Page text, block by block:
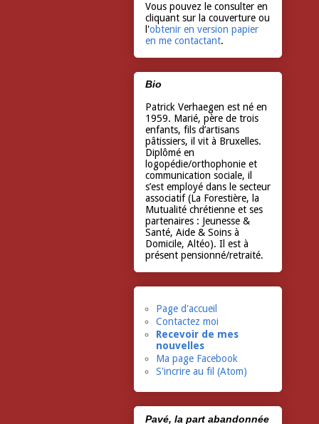
Vous pouvez le consulter en
cliquant sur la couverture ou
l'obtenir en version papier
en me contactant.
Bio
Patrick Verhaegen est né en
1959. Marié, père de trois
enfants, fils d’artisans
pâtissiers, il vit à Bruxelles.
Diplômé en
logopédie/orthophonie et
communication sociale, il
s’est employé dans le secteur
associatif (La Forestière, la
Mutualité chrétienne et ses
partenaires : Jeunesse &
Santé, Aide & Soins à
Domicile, Altéo). Il est à
présent pensionné/retraité.
Page d'accueil
Contactez moi
Recevoir de mes
nouvelles
Ma page Facebook
S'incrire au fil (Atom)
Pavé, la part abandonnée